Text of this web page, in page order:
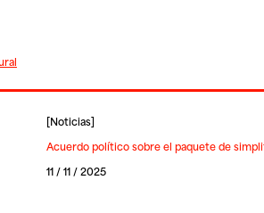
[Noticias]
Acuerdo político sobre el paquete de
11 / 11 / 2025